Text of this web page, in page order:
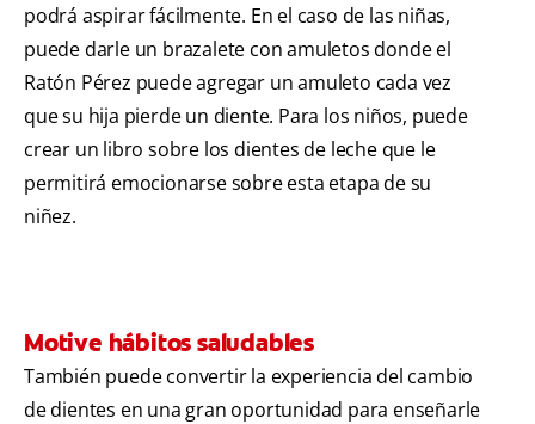
podrá aspirar fácilmente. En el caso de las niñas,
puede darle un brazalete con amuletos donde el
Ratón Pérez puede agregar un amuleto cada vez
que su hija pierde un diente. Para los niños, puede
crear un libro sobre los dientes de leche que le
permitirá emocionarse sobre esta etapa de su
niñez.
Motive hábitos saludables
También puede convertir la experiencia del cambio
de dientes en una gran oportunidad para enseñarle